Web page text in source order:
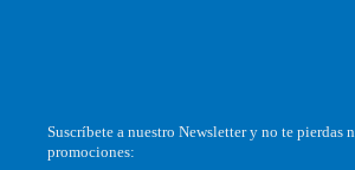
Suscríbete a nuestro Newsletter y no te pierdas
promociones: